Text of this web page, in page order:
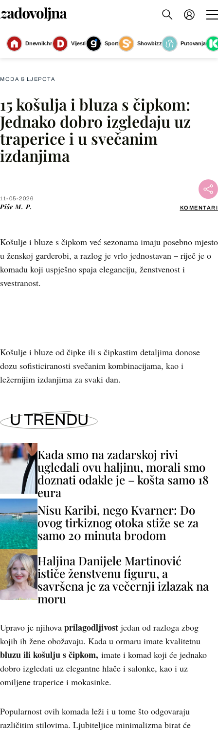
Dnevnik.hr Vijesti Sport Showbizz
Putovanja
Čipka je stvorena za svaki dan i svečane prigode
(Foto: Shutterstock)
MODA & LJEPOTA
15 košulja i bluza s čipkom:
Jednako dobro izgledaju uz
traperice i u svečanim
izdanjima
11-05-2026
Piše M. P. KOMENTARI
Košulje i bluze s čipkom već sezonama imaju posebno mjesto
u ženskoj garderobi, a razlog je vrlo jednostavan – riječ je o
komadu koji uspješno spaja eleganciju, ženstvenost i
svestranost.
Facebook
X
Košulje i bluze od čipke ili s čipkastim detaljima donose
dozu sofisticiranosti svečanim kombinacijama, kao i
ležernijim izdanjima za svaki dan.
U TRENDU
Kada smo na zadarskoj rivi
ugledali ovu haljinu, morali smo
doznati odakle je – košta samo 18
eura
Nisu Karibi, nego Kvarner: Do
ovog tirkiznog otoka stiže se za
samo 20 minuta brodom
Haljina Danijele Martinović
ističe ženstvenu figuru, a
savršena je za večernji izlazak na
moru
Upravo je njihova prilagodljivost jedan od razloga zbog
kojih ih žene obožavaju. Kada u ormaru imate kvalitetnu
bluzu ili košulju s čipkom, imate i komad koji će jednako
dobro izgledati uz elegantne hlače i salonke, kao i uz
omiljene traperice i mokasinke.
Popularnost ovih komada leži i u tome što odgovaraju
različitim stilovima. Ljubiteljice minimalizma birat će